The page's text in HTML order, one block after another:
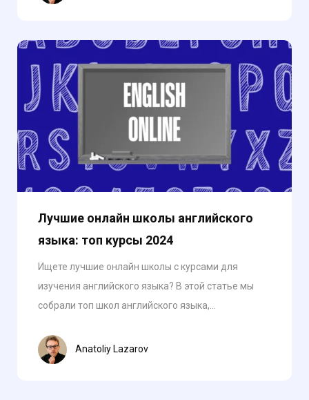
Лучшие онлайн школы английского
языка: топ курсы 2024
Ищете лучшие онлайн школы с курсами для
изучения английского языка? В этой статье мы
собрали топ школ английского языка,...
Anatoliy Lazarov